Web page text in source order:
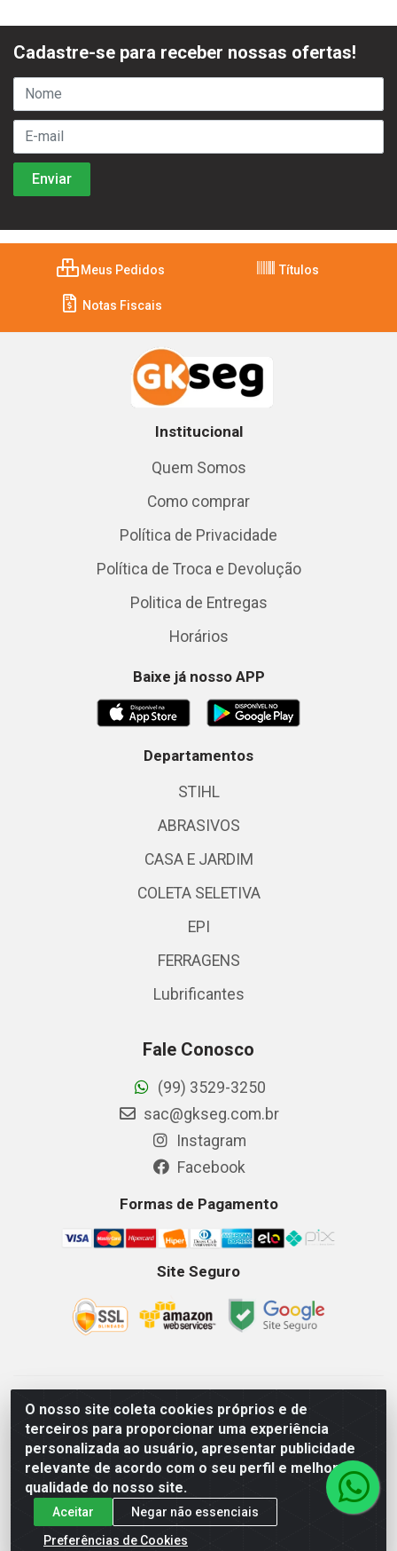
O nosso site coleta cookies próprios e de
terceiros para proporcionar uma experiência
personalizada ao usuário, apresentar publicidade
relevante de acordo com o seu perfil e melhorar a
qualidade do nosso site.
Aceitar
Negar não essenciais
Preferências de Cookies
Cadastre-se para receber nossas ofertas!
Meus Pedidos Títulos
Notas Fiscais
Institucional
Quem Somos
Como comprar
Política de Privacidade
Política de Troca e Devolução
Politica de Entregas
Horários
Baixe já nosso APP
Departamentos
STIHL
ABRASIVOS
CASA E JARDIM
COLETA SELETIVA
EPI
FERRAGENS
Lubrificantes
Fale Conosco
(99) 3529-3250
sac@gkseg.com.br
Instagram
Facebook
Formas de Pagamento
Site Seguro
GKSEG EPI Maquinas e Equipamentos LTDA - Av. Getulio
Vargas, 2066 Centro, Imperatriz/MA - CEP 65.903-280 - CNPJ
11.191.946/0001-07 - Horários: Segunda-Sexta 08as18hs,
Sábados 08as12hs